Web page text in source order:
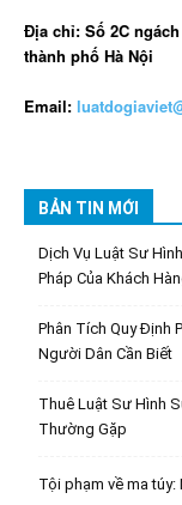
Địa chỉ: Số 2C
thành phố Hà Nội
Email:
BẢN TIN MỚI
Dịch Vụ Luật Sư
Pháp Của Khách
Phân Tích Quy Định
Người Dân Cần Biết
Thuê Luật Sư Hình
Thường Gặp
Tội phạm về ma